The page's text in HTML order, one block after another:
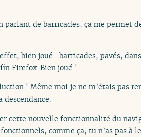
de barricades, ça me permet
bien joué : barricades, pavés,
Firefox. Bien joué !
! Même moi je ne m’étais pas
cette nouvelle fonctionnalité du
comme ça, tu n’as pas